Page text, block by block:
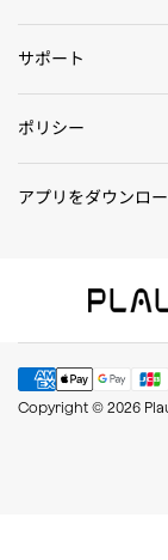
サポート
ポリシー
アプリをダウンロ
Copyright © 2026